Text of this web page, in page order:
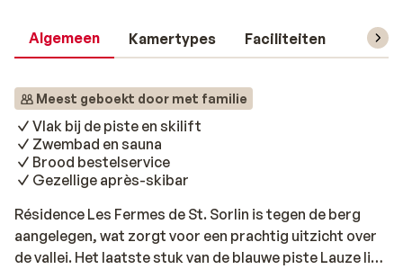
Algemeen Kamertypes Faciliteiten
Meest geboekt door met familie
Vlak bij de piste en skilift
Zwembad en sauna
Brood bestelservice
Gezellige après-skibar
Résidence Les Fermes de St. Sorlin is tegen de berg
aangelegen, wat zorgt voor een prachtig uitzicht over
de vallei. Het laatste stuk van de blauwe piste Lauze ligt